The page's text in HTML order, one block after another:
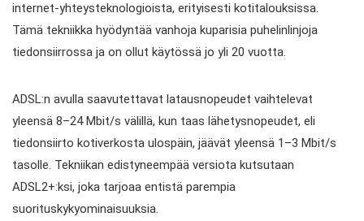
internet-yhteysteknologioista, erityisesti kotitalouksissa.
Tämä tekniikka hyödyntää vanhoja kuparisia puhelinlinjoja
tiedonsiirrossa ja on ollut käytössä jo yli 20 vuotta.
ADSL:n avulla saavutettavat latausnopeudet vaihtelevat
yleensä 8–24 Mbit/s välillä, kun taas lähetysnopeudet, eli
tiedonsiirto kotiverkosta ulospäin, jäävät yleensä 1–3 Mbit/s
tasolle. Tekniikan edistyneempää versiota kutsutaan
ADSL2+:ksi, joka tarjoaa entistä parempia
suorituskykyominaisuuksia.